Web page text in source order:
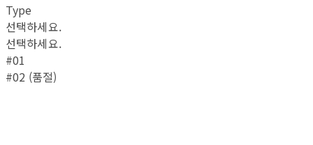
Type
선택하세요.
선택하세요.
#01
#02 (품절)